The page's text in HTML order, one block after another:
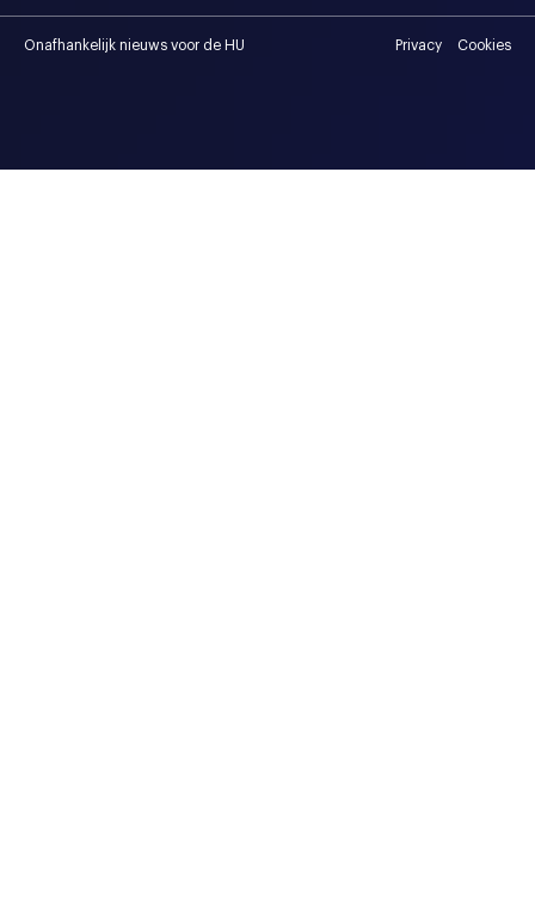
Onafhankelijk nieuws voor de HU Privacy Cookies